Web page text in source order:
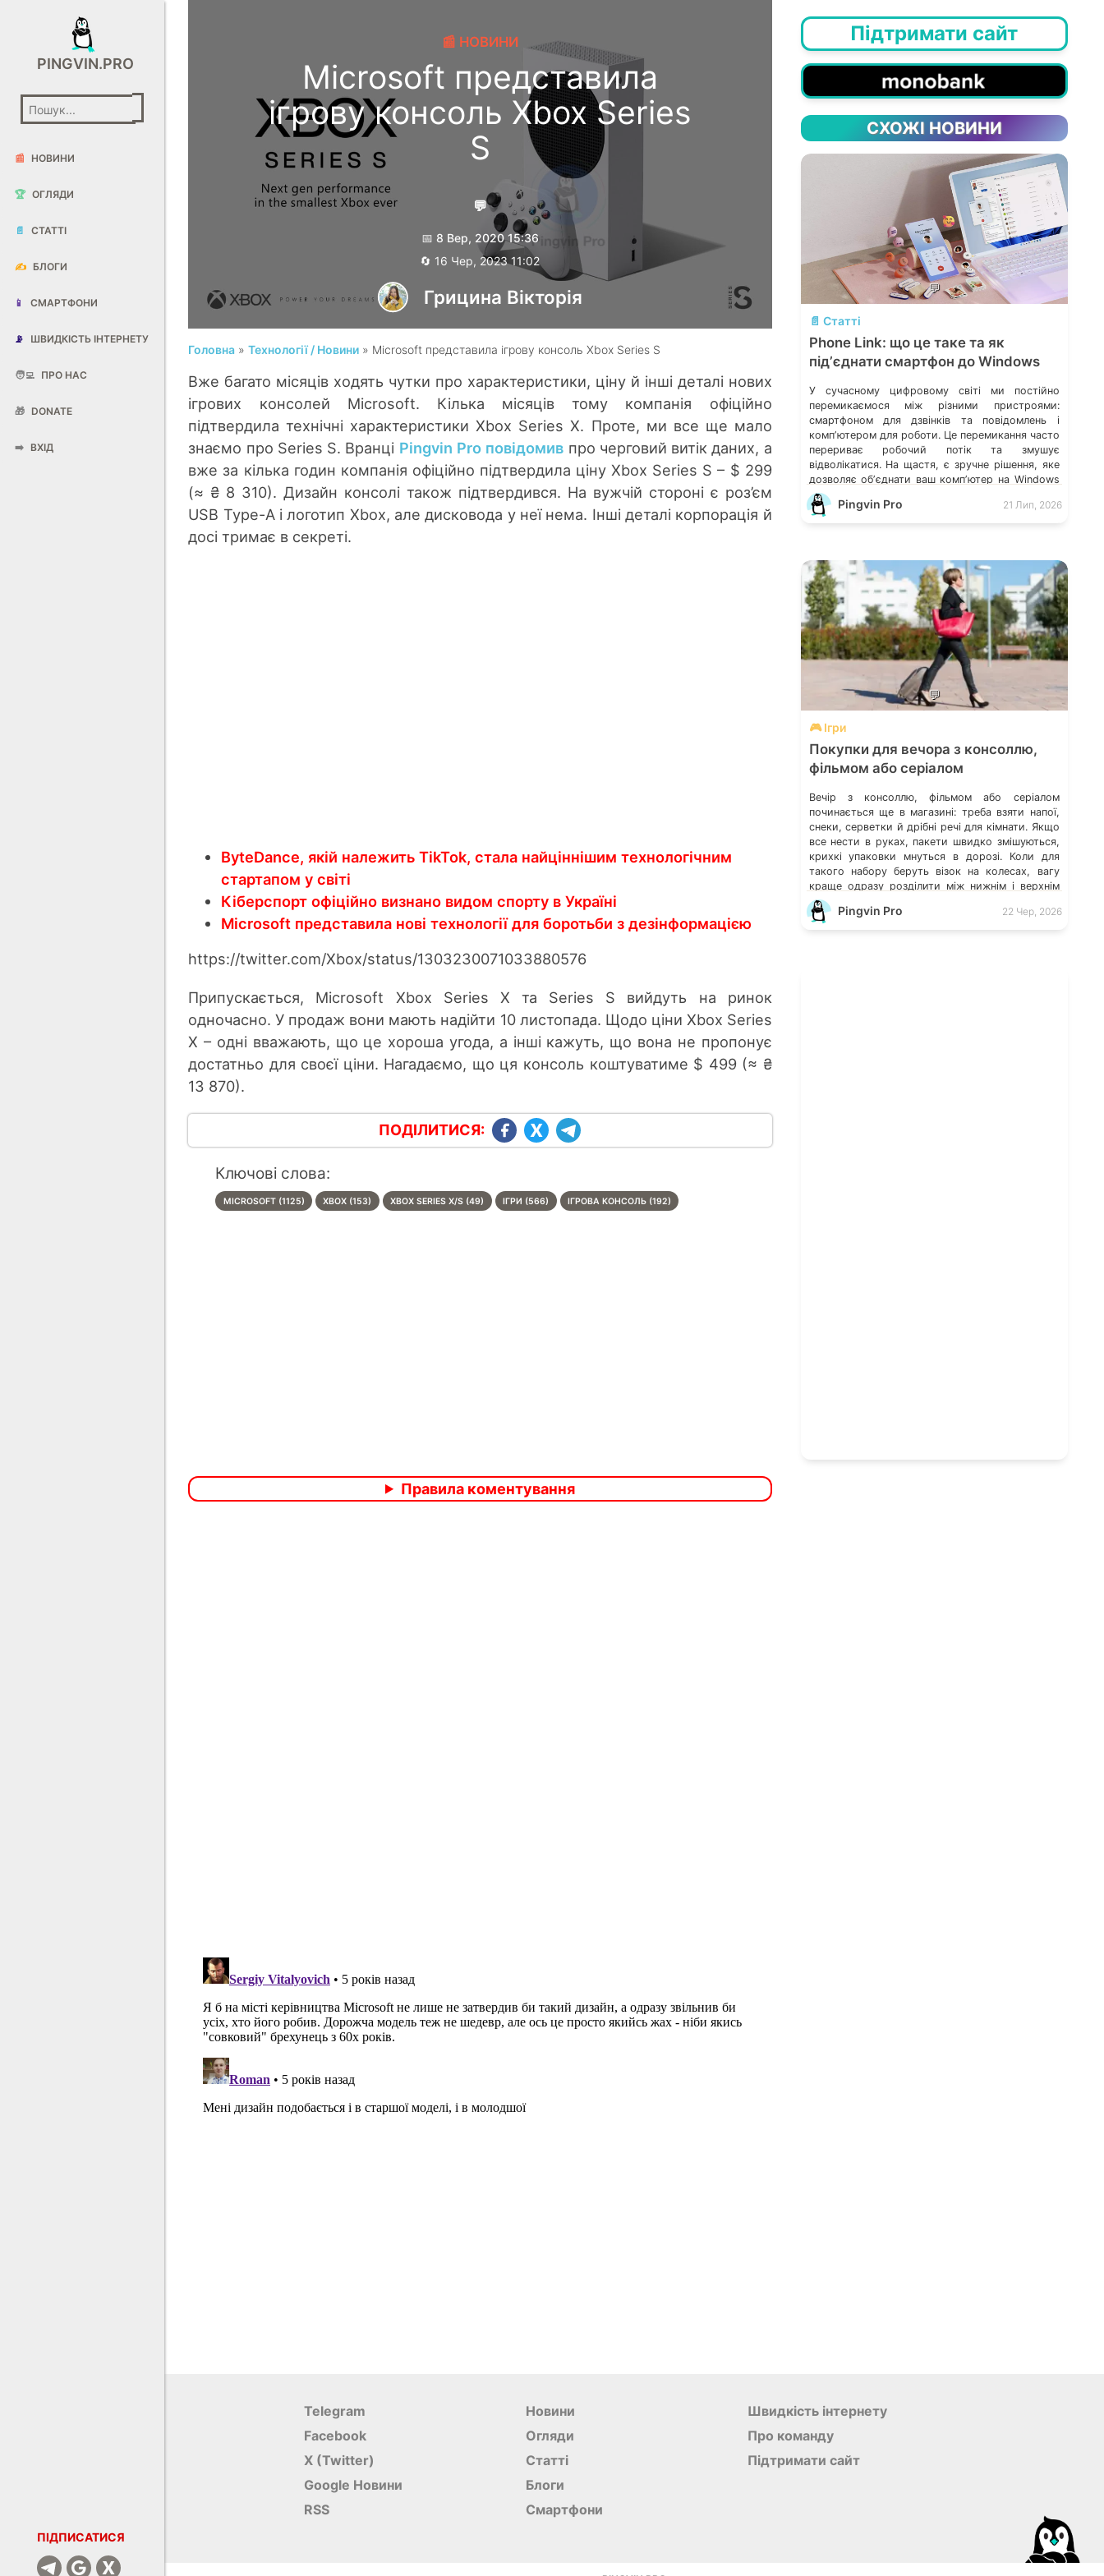
PINGVIN.PRO
📰 НОВИНИ
🏆 ОГЛЯДИ
📄 СТАТТІ
✍️ БЛОГИ
📱 СМАРТФОНИ
📡 ШВИДКІСТЬ ІНТЕРНЕТУ
🧑‍💻 ПРО НАС
🎁 DONATE
➡️ ВХІД
ПІДПИСАТИСЯ
📰 НОВИНИ
Microsoft представила
ігрову консоль Xbox Series
S
💬
📅 8 Вер, 2020 15:36
🔄 16 Чер, 2023 11:02
Грицина Вікторія
Головна »Технології / Новини » Microsoft представила ігрову консоль Xbox Series S
Вже багато місяців ходять чутки про характеристики, ціну й інші деталі нових
ігрових консолей Microsoft. Кілька місяців тому компанія офіційно
підтвердила технічні характеристики Xbox Series X. Проте, ми все ще мало
знаємо про Series S. Вранці Pingvin Pro повідомив про черговий витік даних, а
вже за кілька годин компанія офіційно підтвердила ціну Xbox Series S – $ 299
(≈ ₴ 8 310). Дизайн консолі також підтвердився. На вужчій стороні є роз’єм
USB Type-A і логотип Xbox, але дисковода у неї нема. Інші деталі корпорація й
досі тримає в секреті.
ByteDance, якій належить TikTok, стала найціннішим технологічним
стартапом у світі
Кіберспорт офіційно визнано видом спорту в Україні
Microsoft представила нові технології для боротьби з дезінформацією
https://twitter.com/Xbox/status/1303230071033880576
Припускається, Microsoft Xbox Series X та Series S вийдуть на ринок
одночасно. У продаж вони мають надійти 10 листопада. Щодо ціни Xbox Series
X – одні вважають, що це хороша угода, а інші кажуть, що вона не пропонує
достатньо для своєї ціни. Нагадаємо, що ця консоль коштуватиме $ 499 (≈ ₴
13 870).
ПОДІЛИТИСЯ:
Ключові слова:
MICROSOFT (1125) XBOX (153) XBOX SERIES X/S (49) ІГРИ (566) ІГРОВА КОНСОЛЬ (192)
Правила коментування
Підтримати сайт
СХОЖІ НОВИНИ
💬
📄 Статті
Phone Link: що це таке та як
підʼєднати смартфон до Windows
У сучасному цифровому світі ми постійно
перемикаємося між різними пристроями:
смартфоном для дзвінків та повідомлень і
компʼютером для роботи. Це перемикання часто
перериває робочий потік та змушує
відволікатися. На щастя, є зручне рішення, яке
дозволяє обʼєднати ваш компʼютер на Windows
із мобільним пристроєм, чи то Android, чи iOS.
Йдеться про застосунок Звʼязок зі смартфоном
Pingvin Pro 21 Лип, 2026
💬
🎮 Ігри
Покупки для вечора з консоллю,
фільмом або серіалом
Вечір з консоллю, фільмом або серіалом
починається ще в магазині: треба взяти напої,
снеки, серветки й дрібні речі для кімнати. Якщо
все нести в руках, пакети швидко змішуються,
крихкі упаковки мнуться в дорозі. Коли для
такого набору беруть візок на колесах, вагу
краще одразу розділити між нижнім і верхнім
шарами. Так пляшки не тиснуть на […]
Pingvin Pro 22 Чер, 2026
Telegram
Facebook
X (Twitter)
Google Новини
RSS
Новини
Огляди
Статті
Блоги
Смартфони
Швидкість інтернету
Про команду
Підтримати сайт